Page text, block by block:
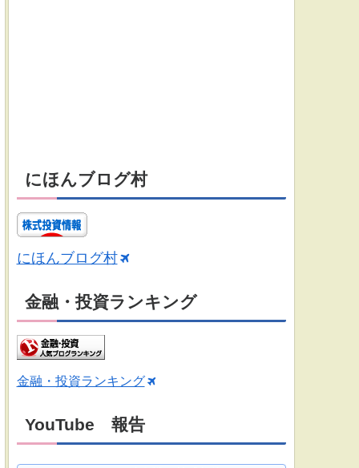
にほんブログ村
にほんブログ村
金融・投資ランキング
金融・投資ランキング
YouTube 報告